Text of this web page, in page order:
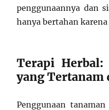
penggunaannya dan
hanya bertahan
Terapi Herbal:
yang Tertanam
Penggunaan